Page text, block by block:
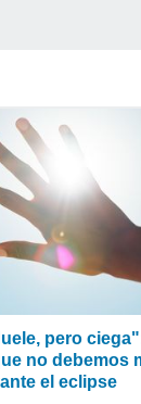
pero
no debemos
el eclipse